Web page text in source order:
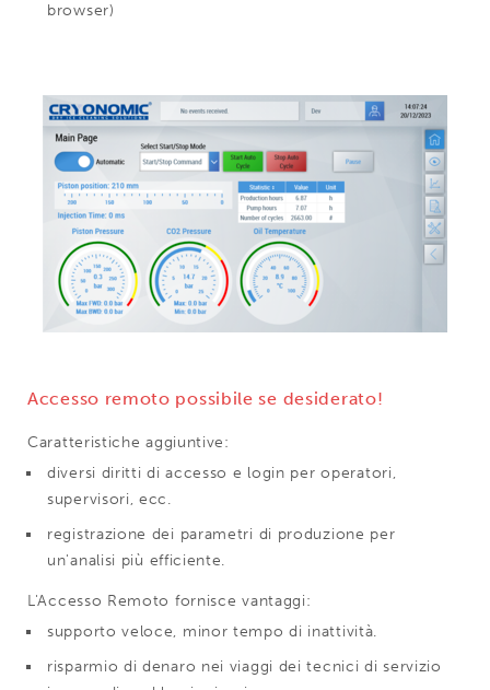
browser)
Accesso remoto possibile se desiderato!
Caratteristiche aggiuntive:
diversi diritti di accesso e login per operatori,
supervisori, ecc.
registrazione dei parametri di produzione per
un'analisi più efficiente.
L'Accesso Remoto fornisce vantaggi:
supporto veloce, minor tempo di inattività.
risparmio di denaro nei viaggi dei tecnici di servizio